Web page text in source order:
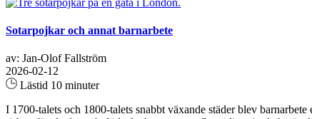
Sotarpojkar och annat barnarbete
av: Jan-Olof Fallström
2026-02-12
Lästid 10 minuter
I 1700-talets och 1800-talets snabbt växande städer blev